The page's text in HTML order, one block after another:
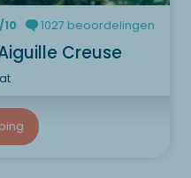
1027 beoordelingen
Creuse